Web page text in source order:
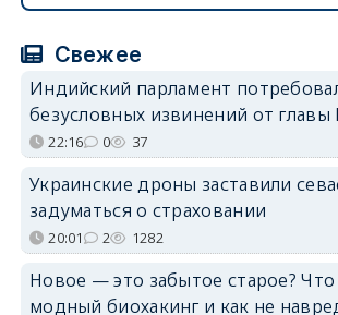
Свежее
Индийский парламент
безусловных извинений от главы
22:16 0 37
Украинские дроны заставили
задуматься о страховании
20:01 2 1282
Новое — это забытое старое? Что
модный биохакинг и как не